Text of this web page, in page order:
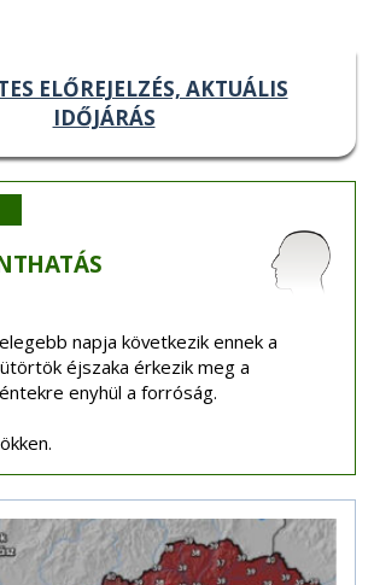
ELŐREJELZÉS, AKTUÁLIS
IDŐJÁRÁS
napja következik ennek a
éjszaka érkezik meg a
enyhül a forróság.